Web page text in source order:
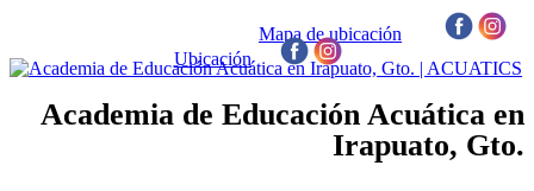
Mapa de ubicación
Ubicación /
Academia de Educación Acuática en
Irapuato, Gto.